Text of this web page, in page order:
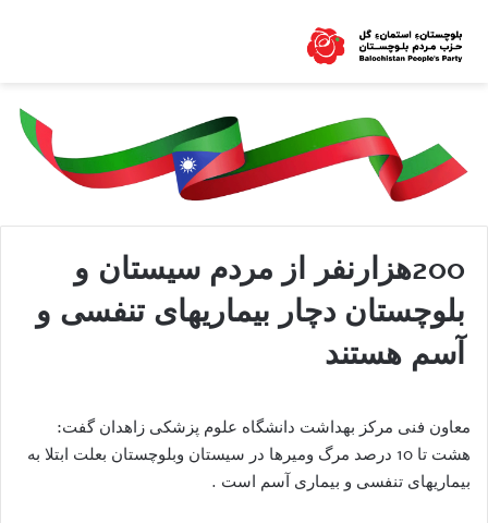
200هزارنفر از مردم سیستان و
بلوچستان دچار بیماریهای تنفسی و
آسم هستند
معاون فنی مرکز بهداشت دانشگاه علوم پزشکی زاهدان گفت:
هشت تا 10 درصد مرگ ومیرها در سیستان وبلوچستان بعلت ابتلا به
بیماریهای تنفسی و بیماری آسم است .